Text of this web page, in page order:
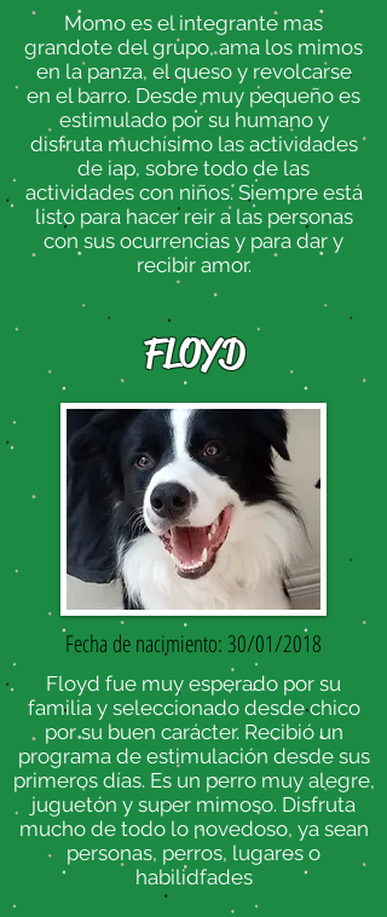
Momo es el integrante mas
grandote del grupo, ama los mimos
en la panza, el queso y revolcarse
en el barro. Desde muy pequeño es
estimulado por su humano y
disfruta muchísimo las actividades
de iap, sobre todo de las
actividades con niños. Siempre está
listo para hacer reir a las personas
con sus ocurrencias y para dar y
recibir amor.
FLOYD
Fecha de nacimiento: 30/01/2018
Floyd fue muy esperado por su
familia y seleccionado desde chico
por su buen carácter. Recibió un
programa de estimulación desde sus
primeros días. Es un perro muy alegre,
juguetón y super mimoso. Disfruta
mucho de todo lo novedoso, ya sean
personas, perros, lugares o
habilidfades